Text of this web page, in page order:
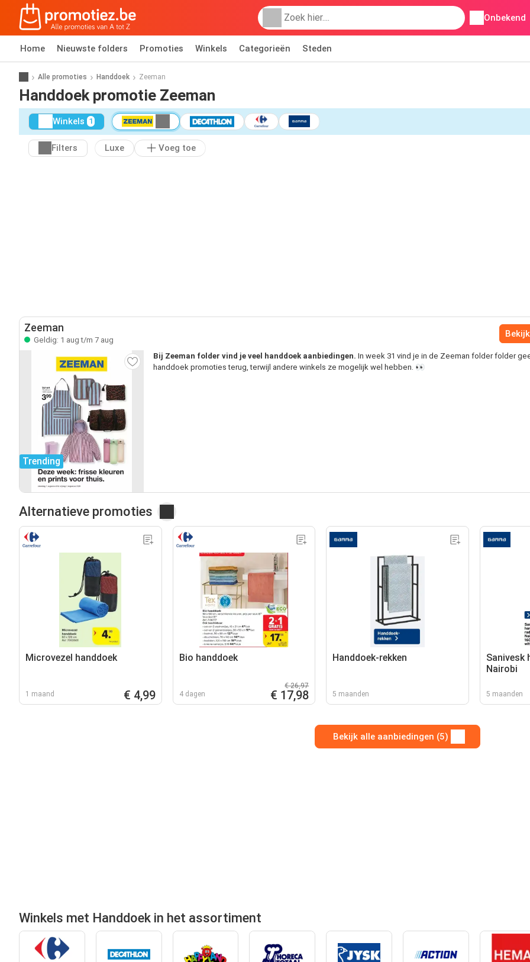
Onbekend
Home Nieuwste folders Promoties Winkels Categorieën Steden
Alle promoties Handdoek Zeeman
Handdoek promotie Zeeman
Winkels 1
Filters Luxe Voeg toe
Zeeman
Geldig: 1 aug t/m 7 aug
Trending
Bij Zeeman folder vind je veel handdoek aanbiedingen. In week 31 vind je in de Zeeman folder folder
handdoek promoties terug, terwijl andere winkels ze mogelijk wel hebben. 👀
Alternatieve promoties
Microvezel handdoek
1 maand € 4,99
Bio handdoek
4 dagen
€ 26,97
€ 17,98
Handdoek-rekken
5 maanden
Sanivesk
Nairobi
5 maanden
Bekijk alle aanbiedingen (5)
Winkels met Handdoek in het assortiment